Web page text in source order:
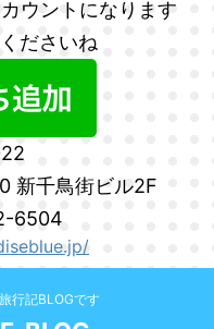
ウントになります
ださいね
新千鳥街ビル2F
6504
行記BLOGです